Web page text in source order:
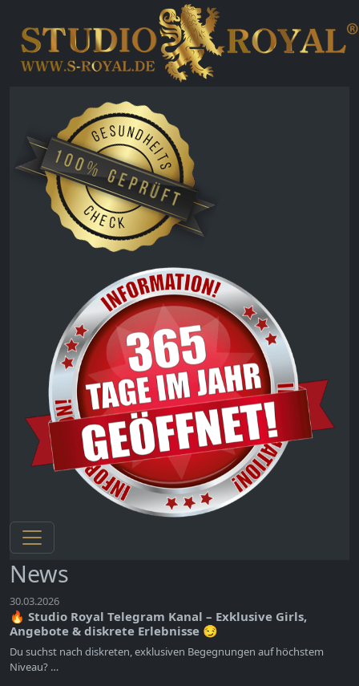
News
30.03.2026
🔥 Studio Royal Telegram Kanal – Exklusive Girls,
Angebote & diskrete Erlebnisse 😏
Du suchst nach diskreten, exklusiven Begegnungen auf höchstem
Niveau? …